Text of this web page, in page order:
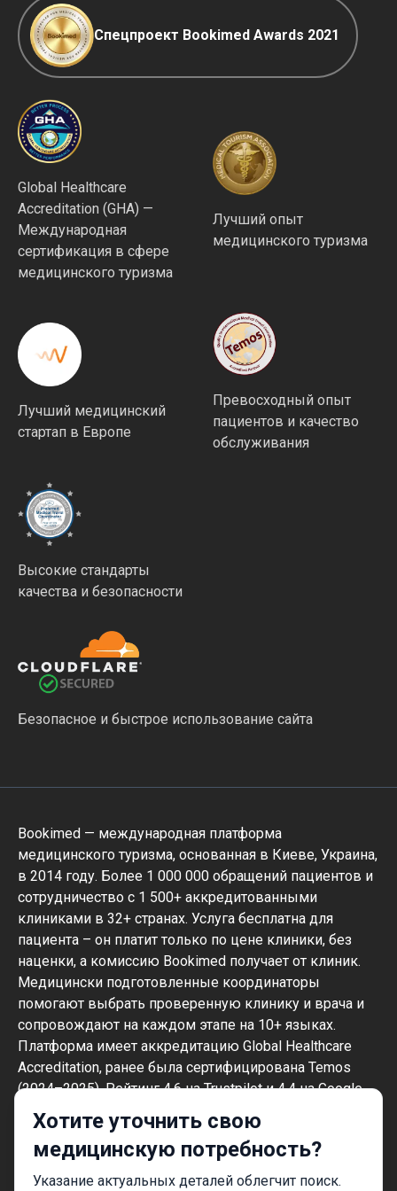
Хотите уточнить свою
медицинскую потребность?
Указание актуальных деталей облегчит поиск.
Спецпроект Bookimed Awards 2021
Global Healthcare
Accreditation (GHA) —
Международная
сертификация в сфере
медицинского туризма
Лучший опыт
медицинского туризма
Лучший медицинский
стартап в Европе
Превосходный опыт
пациентов и качество
обслуживания
Высокие стандарты
качества и безопасности
Безопасное и быстрое использование сайта
Bookimed — международная платформа
медицинского туризма, основанная в Киеве, Украина,
в 2014 году. Более 1 000 000 обращений пациентов и
сотрудничество с 1 500+ аккредитованными
клиниками в 32+ странах. Услуга бесплатна для
пациента – он платит только по цене клиники, без
наценки, а комиссию Bookimed получает от клиник.
Медицински подготовленные координаторы
помогают выбрать проверенную клинику и врача и
сопровождают на каждом этапе на 10+ языках.
Платформа имеет аккредитацию Global Healthcare
Accreditation, ранее была сертифицирована Temos
(2024–2025). Рейтинг 4.6 на Trustpilot и 4.4 на Google
Reviews.
Информация на сайте не может быть
использована для постановки диагноза,
назначения лечения и не заменяет